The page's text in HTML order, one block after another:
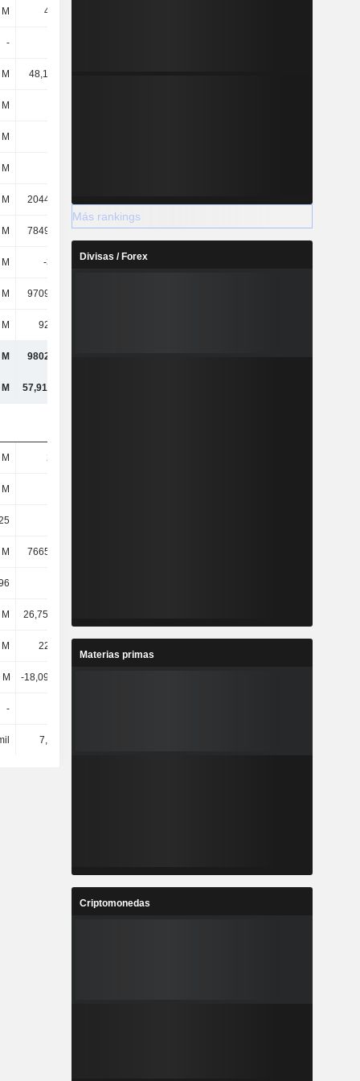
48,3 M
-
48,1 mil M
2044,86 M
7849,84 M 8270,14 M 8574,82 M
-396 M -423 M
9709,78 M
92,71 M
9802,54 M
57,91 mil M
212 M
7665,01 M
26,75 mil M
22,69 M
-18,09 mil M
-
7,56 mil
Más rankings
Divisas / Forex
Materias primas
Criptomonedas